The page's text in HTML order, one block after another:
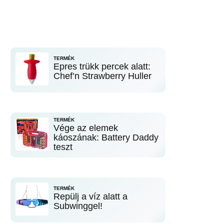
TERMÉK
Epres trükk percek alatt:
Chef’n Strawberry Huller
TERMÉK
Vége az elemek
káoszának: Battery Daddy
teszt
TERMÉK
Repülj a víz alatt a
Subwinggel!